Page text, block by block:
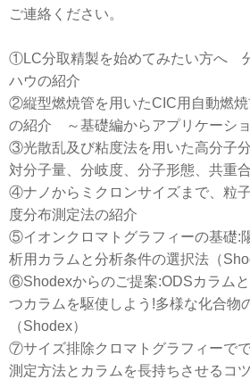
ご連絡ください。
①LC分取精製を始めてみたい方へ
ハウの紹介
②縦型燃焼管を用いたCIC用自動燃
の紹介 ～基礎編からアプリケーシ
③光散乱及び粘度法を用いた高分子
対分子量、分岐度、分子形態、共重
④ナノからミクロンサイズまで、粒
度分布測定法の紹介
⑤イオンクロマトグラフィーの基礎:
析用カラムと分析条件の選択法（
⑥Shodexからのご提案:ODSカラム
つカラムを駆使しよう!多様な化合物
（Shodex）
⑦サイズ排除クロマトグラフィーで
測定方法とカラムを長持ちさせるコ